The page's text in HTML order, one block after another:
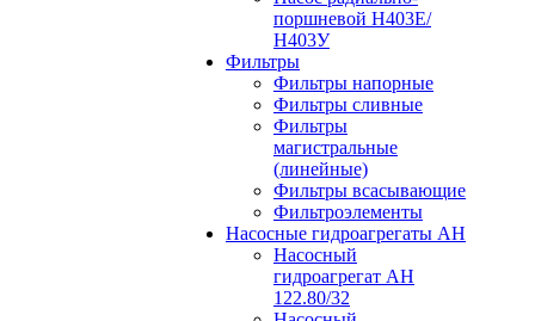
поршневой Н403Е/
Н403У
Фильтры
Фильтры напорные
Фильтры сливные
Фильтры
магистральные
(линейные)
Фильтры всасывающие
Фильтроэлементы
Насосные гидроагрегаты АН
Насосный
гидроагрегат АН
122.80/32